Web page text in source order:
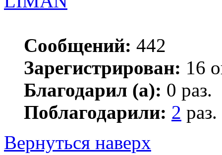
Сообщений: 442
Зарегистрирован: 16
Благодарил (а): 0 раз.
Поблагодарили: 2 раз.
Вернуться наверх